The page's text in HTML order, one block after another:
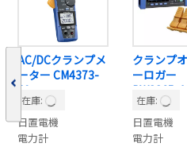
AC/DCクランプメ
ーター CM4373-
50
在庫:
日置電機
電力計
クランプ
ーロガー
PW3365-
在庫:
日置電機
電力計